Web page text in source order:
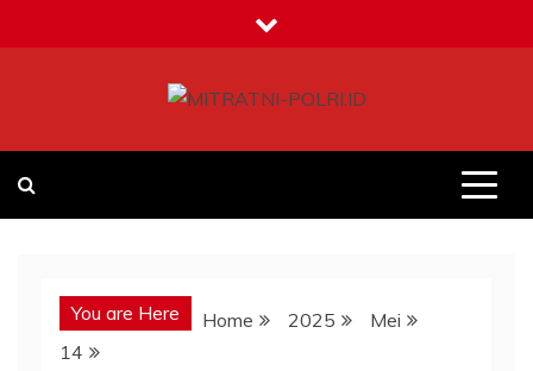
to
You are Here Home 2025
Mei
14